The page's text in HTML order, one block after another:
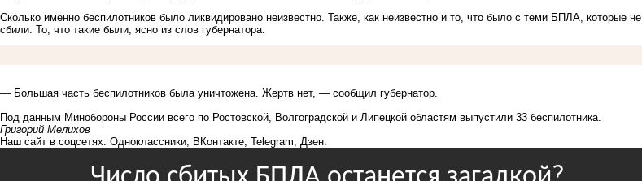
Сколько именно беспилотников было ликвидировано неизвестно. Также, как неизвестно и то, что было с теми БПЛА, которые не
сбили. То, что такие были, ясно из слов губернатора.
— Большая часть беспилотников была уничтожена. Жертв нет, — сообщил губернатор.
Под данным Минобороны России всего по Ростовской, Волгоградской и Липецкой областям выпустили 33 беспилотника.
Григорий Мелихов
Наш сайт в соцсетях: Одноклассники ВКонтакте Telegram Дзен